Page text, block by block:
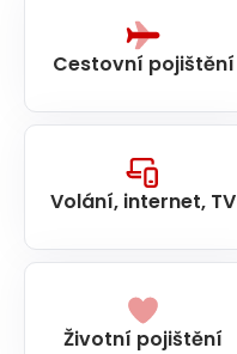
Cestovní pojištění
Volání, internet, TV
Životní pojištění